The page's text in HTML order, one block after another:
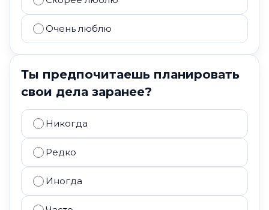
Очень люблю
Ты предпочитаешь планировать
свои дела заранее?
Никогда
Редко
Иногда